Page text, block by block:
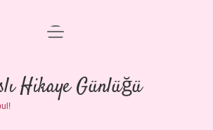
Anasayfa
Gizlilik Politikası
menüyü
Hikaye Günlüğü